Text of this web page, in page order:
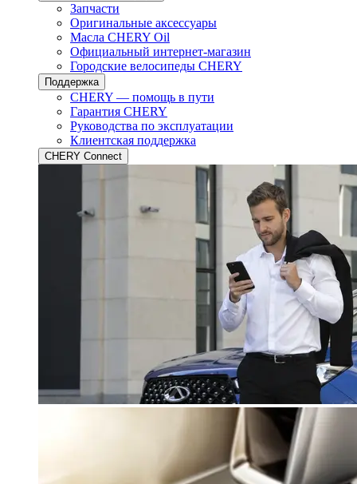
Запчасти
Оригинальные аксессуары
Масла CHERY Oil
Официальный интернет-магазин
Городские велосипеды CHERY
Поддержка
CHERY — помощь в пути
Гарантия CHERY
Руководства по эксплуатации
Клиентская поддержка
CHERY Connect